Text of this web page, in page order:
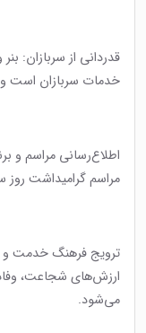
قدردانی از سربازان:
خدمات سربازان است و
اطلاع‌رسانی مراسم و
مراسم گرامیداشت روز
ترویج فرهنگ خدمت و
ارزش‌های شجاعت،
می‌شود.